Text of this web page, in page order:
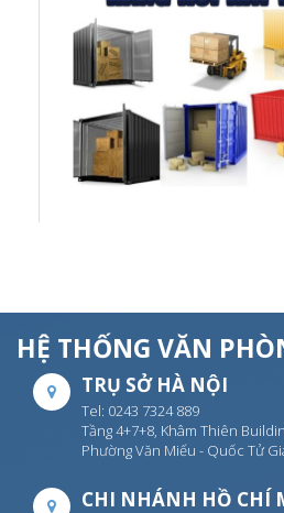
HỆ THỐNG VĂN
TRỤ SỞ HÀ NỘI
Tel: 0243 7324 889
Tầng 4+7+8, Khâm Thiên
Phường Văn Miếu - Quốc Tử
CHI NHÁNH HỒ CHÍ